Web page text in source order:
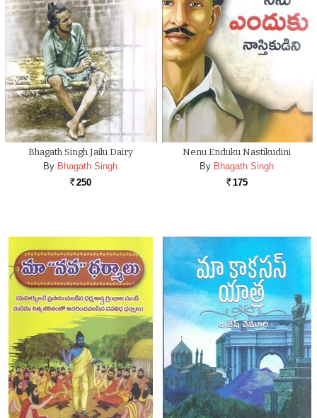
Bhagath Singh Jailu Dairy
By Bhagath Singh
Rs. 250
Nenu Enduku Nastikudini
By Bhagath Singh
Rs. 175